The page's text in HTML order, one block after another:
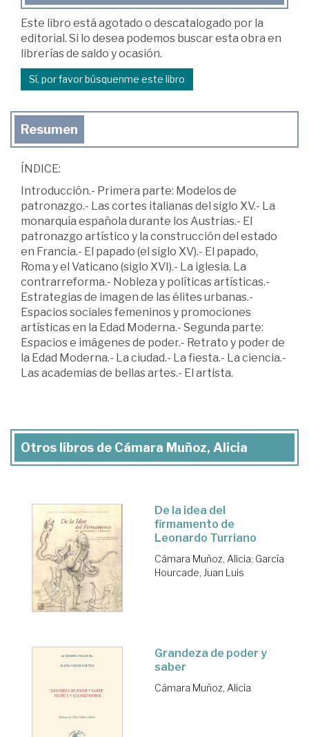
Este libro está agotado o descatalogado por la
editorial. Si lo desea podemos buscar esta obra en
librerías de saldo y ocasión.
Sí, por favor búsquenme este libro
Resumen
ÍNDICE:
Introducción.- Primera parte: Modelos de
patronazgo.- Las cortes italianas del siglo XV.- La
monarquía española durante los Austrias.- El
patronazgo artístico y la construcción del estado
en Francia.- El papado (el siglo XV).- El papado,
Roma y el Vaticano (siglo XVI).- La iglesia. La
contrarreforma.- Nobleza y políticas artísticas.-
Estrategias de imagen de las élites urbanas.-
Espacios sociales femeninos y promociones
artísticas en la Edad Moderna.- Segunda parte:
Espacios e imágenes de poder.- Retrato y poder de
la Edad Moderna.- La ciudad.- La fiesta.- La ciencia.-
Las academias de bellas artes.- El artista.
Otros libros de Cámara Muñoz, Alicia
De la idea del
firmamento de
Leonardo Turriano
Cámara Muñoz, Alicia; García
Hourcade, Juan Luis
Grandeza de poder y
saber
Cámara Muñoz, Alicia